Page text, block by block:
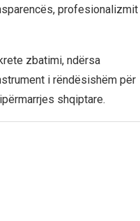
profesionalizmit
zbatimi, ndërsa
i rëndësishëm për
shqiptare.